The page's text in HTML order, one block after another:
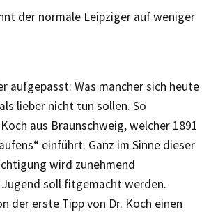
der normale Leipziger auf weniger
aufgepasst: Was mancher sich heute
lieber nicht tun sollen. So
aus Braunschweig, welcher 1891
einführt. Ganz im Sinne dieser
wird zunehmend
soll fitgemacht werden.
der erste Tipp von Dr. Koch einen